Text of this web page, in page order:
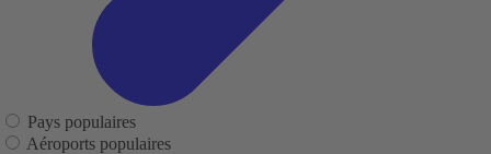
Pays populaires
Aéroports populaires